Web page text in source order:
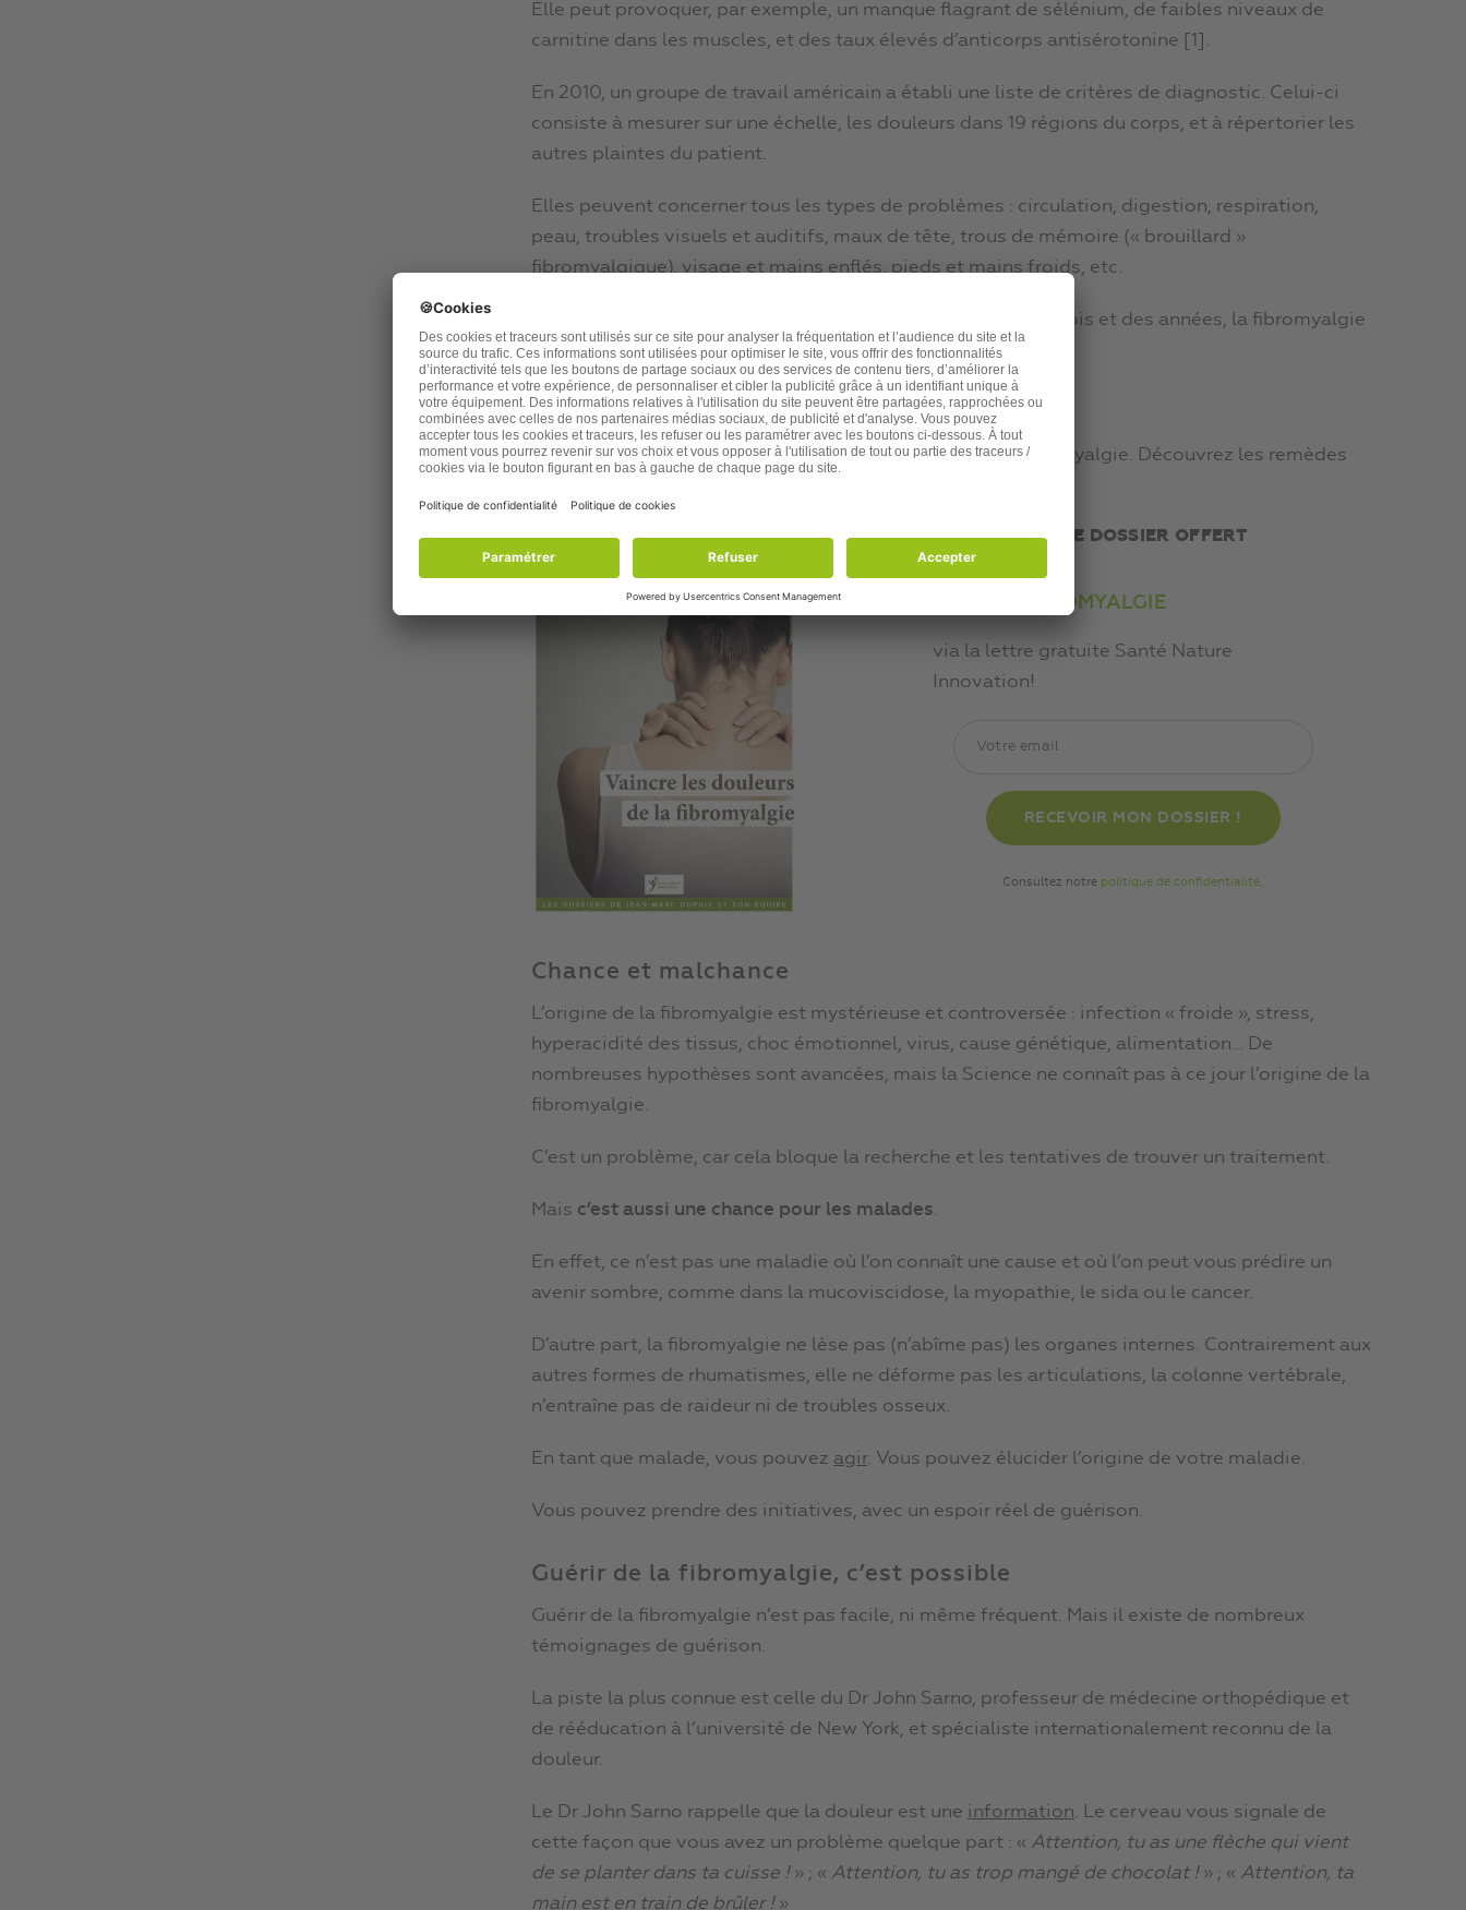
Elle peut provoquer, par exemple, un manque flagrant de sélénium, de faibles niveaux de
carnitine dans les muscles, et des taux élevés d’anticorps antisérotonine [1].
En 2010, un groupe de travail américain a établi une liste de critères de diagnostic. Celui-ci
consiste à mesurer sur une échelle, les douleurs dans 19 régions du corps, et à répertorier les
autres plaintes du patient.
Elles peuvent concerner tous les types de problèmes : circulation, digestion, respiration,
peau, troubles visuels et auditifs, maux de tête, trous de mémoire (« brouillard »
fibromyalgique), visage et mains enflés, pieds et mains froids, etc.
Ce système permet un diagnostic et un suivi au cours des mois et des années, la fibromyalgie
étant une maladie à progression lente et discrète.
Fibromyalgie
Des approches alternatives existent pour soulager la Fibromyalgie. Découvrez les remèdes
RECEVEZ VOTRE DOSSIER OFFERT
SUR LA FIBROMYALGIE
via la lettre gratuite Santé Nature
Innovation!
Consultez notre politique de confidentialité.
Chance et malchance
L’origine de la fibromyalgie est mystérieuse et controversée : infection « froide », stress,
hyperacidité des tissus, choc émotionnel, virus, cause génétique, alimentation… De
nombreuses hypothèses sont avancées, mais la Science ne connaît pas à ce jour l’origine de la
fibromyalgie.
C’est un problème, car cela bloque la recherche et les tentatives de trouver un traitement.
Mais c’est aussi une chance pour les malades.
En effet, ce n’est pas une maladie où l’on connaît une cause et où l’on peut vous prédire un
avenir sombre, comme dans la mucoviscidose, la myopathie, le sida ou le cancer.
D’autre part, la fibromyalgie ne lèse pas (n’abîme pas) les organes internes. Contrairement aux
autres formes de rhumatismes, elle ne déforme pas les articulations, la colonne vertébrale,
n’entraîne pas de raideur ni de troubles osseux.
En tant que malade, vous pouvez agir. Vous pouvez élucider l’origine de votre maladie.
Vous pouvez prendre des initiatives, avec un espoir réel de guérison.
Guérir de la fibromyalgie, c’est possible
Guérir de la fibromyalgie n’est pas facile, ni même fréquent. Mais il existe de nombreux
témoignages de guérison.
La piste la plus connue est celle du Dr John Sarno, professeur de médecine orthopédique et
de rééducation à l’université de New York, et spécialiste internationalement reconnu de la
douleur.
Le Dr John Sarno rappelle que la douleur est une information. Le cerveau vous signale de
cette façon que vous avez un problème quelque part : « Attention, tu as une flèche qui vient
de se planter dans ta cuisse ! » ; « Attention, tu as trop mangé de chocolat ! » ; « Attention, ta
main est en train de brûler ! »